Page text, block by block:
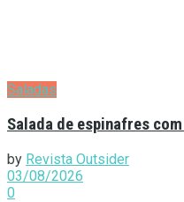
Saladas
Salada de espinafres
by Revista Outsider
03/08/2026
0